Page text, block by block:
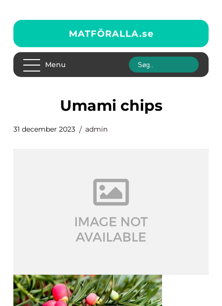
MATFÖRALLA.se
Menu
umami chips
31 december 2023 admin